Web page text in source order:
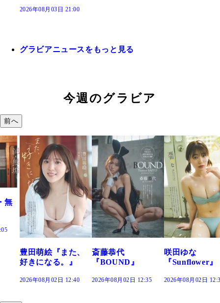
2026年08月03日 21:00
グラビアニュースをもっと見る
今週のグラビア
前へ
田萌絵『また、
きになる。』
年08月02日 12:40
斎藤恭代
『BOUND』
2026年08月02日 12:35
咲田ゆな
『Sunflower』
2026年08月02日 12:30